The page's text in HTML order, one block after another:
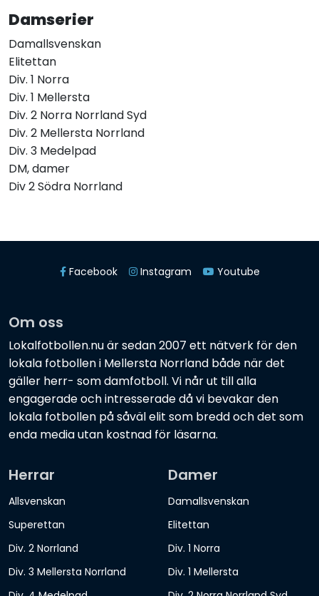
Damserier
Damallsvenskan
Elitettan
Div. 1 Norra
Div. 1 Mellersta
Div. 2 Norra Norrland Syd
Div. 2 Mellersta Norrland
Div. 3 Medelpad
DM, damer
Div 2 Södra Norrland
Facebook Instagram Youtube
Om oss
Lokalfotbollen.nu är sedan 2007 ett nätverk för den
lokala fotbollen i Mellersta Norrland både när det
gäller herr- som damfotboll. Vi når ut till alla
engagerade och intresserade då vi bevakar den
lokala fotbollen på såväl elit som bredd och det som
enda media utan kostnad för läsarna.
Herrar
Allsvenskan
Superettan
Div. 2 Norrland
Div. 3 Mellersta Norrland
Damer
Damallsvenskan
Elitettan
Div. 1 Norra
Div. 1 Mellersta